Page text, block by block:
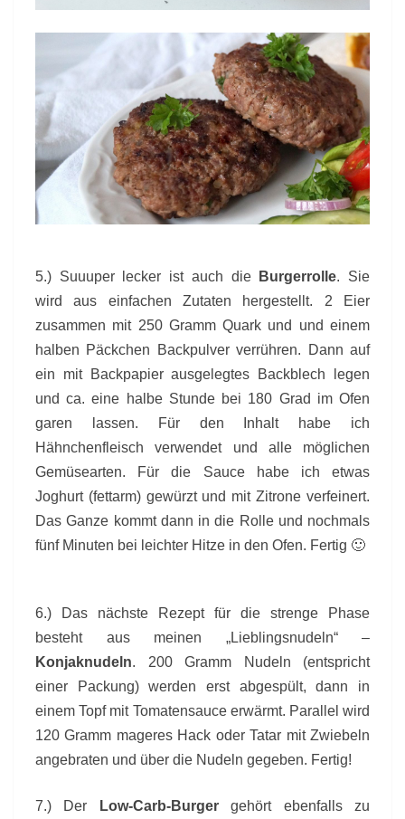
5.) Suuuper lecker ist auch die Burgerrolle. Sie
wird aus einfachen Zutaten hergestellt. 2 Eier
zusammen mit 250 Gramm Quark und und einem
halben Päckchen Backpulver verrühren. Dann auf
ein mit Backpapier ausgelegtes Backblech legen
und ca. eine halbe Stunde bei 180 Grad im Ofen
garen lassen. Für den Inhalt habe ich
Hähnchenfleisch verwendet und alle möglichen
Gemüsearten. Für die Sauce habe ich etwas
Joghurt (fettarm) gewürzt und mit Zitrone verfeinert.
Das Ganze kommt dann in die Rolle und nochmals
fünf Minuten bei leichter Hitze in den Ofen. Fertig 🙂
6.) Das nächste Rezept für die strenge Phase
besteht aus meinen „Lieblingsnudeln“ –
Konjaknudeln. 200 Gramm Nudeln (entspricht
einer Packung) werden erst abgespült, dann in
einem Topf mit Tomatensauce erwärmt. Parallel wird
120 Gramm mageres Hack oder Tatar mit Zwiebeln
angebraten und über die Nudeln gegeben. Fertig!
7.) Der Low-Carb-Burgergehört ebenfalls zu